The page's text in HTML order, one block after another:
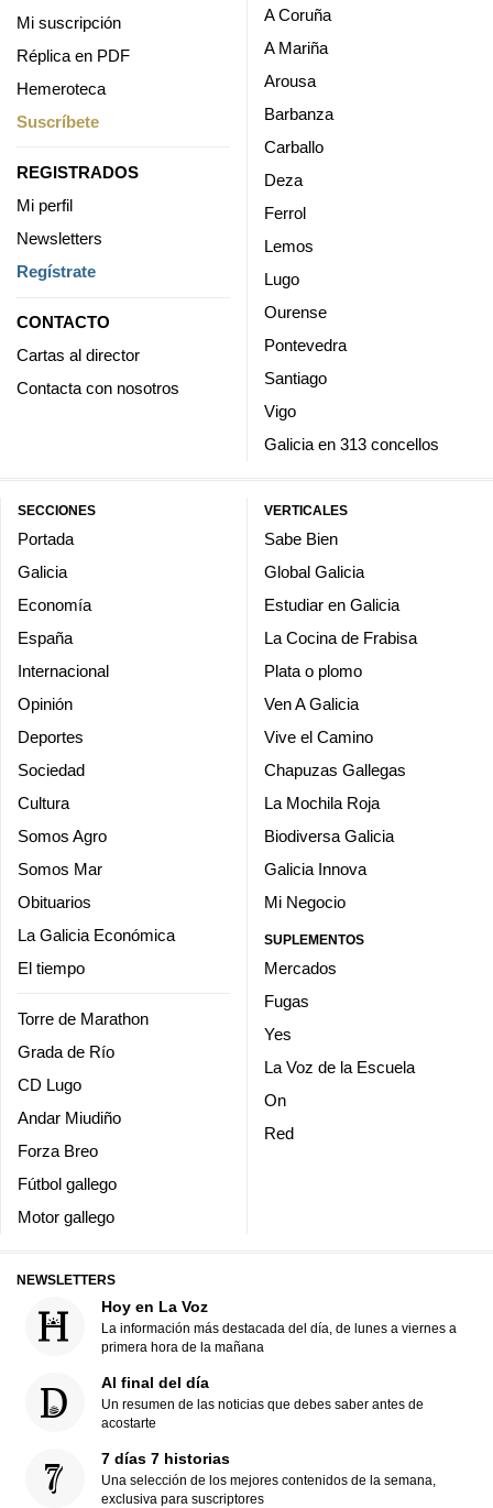
Mi suscripción
Réplica en PDF
Hemeroteca
Suscríbete
REGISTRADOS
Mi perfil
Newsletters
Regístrate
CONTACTO
Cartas al director
Contacta con nosotros
A Coruña
A Mariña
Arousa
Barbanza
Carballo
Deza
Ferrol
Lemos
Lugo
Ourense
Pontevedra
Santiago
Vigo
Galicia en 313 concellos
SECCIONES
Portada
Galicia
Economía
España
Internacional
Opinión
Deportes
Sociedad
Cultura
Somos Agro
Somos Mar
Obituarios
La Galicia Económica
El tiempo
Torre de Marathon
Grada de Río
CD Lugo
Andar Miudiño
Forza Breo
Fútbol gallego
Motor gallego
VERTICALES
Sabe Bien
Global Galicia
Estudiar en Galicia
La Cocina de Frabisa
Plata o plomo
Ven A Galicia
Vive el Camino
Chapuzas Gallegas
La Mochila Roja
Biodiversa Galicia
Galicia Innova
Mi Negocio
SUPLEMENTOS
Mercados
Fugas
Yes
La Voz de la Escuela
On
Red
NEWSLETTERS
Hoy en La Voz
La información más destacada del día, de lunes a viernes a
primera hora de la mañana
Al final del día
Un resumen de las noticias que debes saber antes de
acostarte
7 días 7 historias
Una selección de los mejores contenidos de la semana,
exclusiva para suscriptores